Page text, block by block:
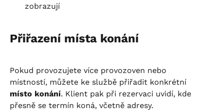
zobrazují
Přiřazení místa konání
Pokud provozujete více provozoven nebo
místností, můžete ke službě přiřadit konkrétní
místo konání. Klient pak při rezervaci uvidí, kde
přesně se termín koná, včetně adresy.